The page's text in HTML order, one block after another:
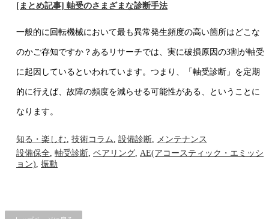
[まとめ記事] 軸受のさまざまな診断手法
一般的に回転機械において最も異常発生頻度の高い箇所はどこな
のかご存知ですか？あるリサーチでは、実に破損原因の3割が軸受
に起因しているといわれています。つまり、「軸受診断」を定期
的に行えば、故障の頻度を減らせる可能性がある、ということに
なります。
知る・楽しむ, 技術コラム, 設備診断, メンテナンス
設備保全, 軸受診断, ベアリング, AE(アコースティック・エミッシ
ョン), 振動